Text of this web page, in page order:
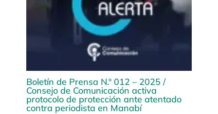
Boletín de Prensa N.º 012 – 2025 /
Consejo de Comunicación activa
protocolo de protección ante atentado
contra periodista en Manabí